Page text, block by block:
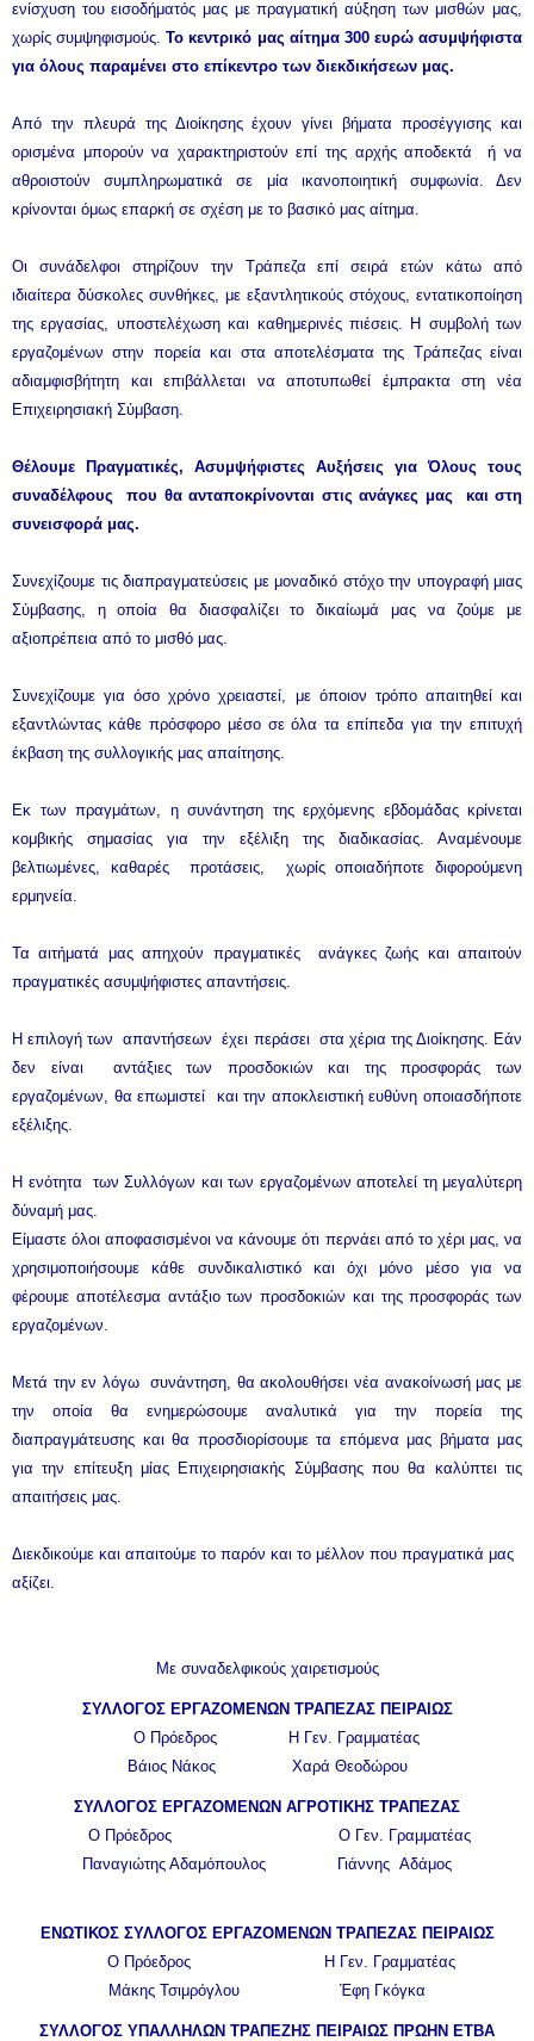
ενίσχυση του εισοδήματός μας με πραγματική αύξηση των μισθών μας,
χωρίς συμψηφισμούς.Το κεντρικό μας αίτημα 300 ευρώ ασυμψήφιστα
για όλους παραμένει στο επίκεντρο των διεκδικήσεων μας.
Από την πλευρά της Διοίκησης έχουν γίνει βήματα προσέγγισης και
ορισμένα μπορούν να χαρακτηριστούν επί της αρχής αποδεκτά ή να
αθροιστούν συμπληρωματικά σε μία ικανοποιητική συμφωνία. Δεν
κρίνονται όμως επαρκή σε σχέση με το βασικό μας αίτημα.
Οι συνάδελφοι στηρίζουν την Τράπεζα επί σειρά ετών κάτω από
ιδιαίτερα δύσκολες συνθήκες, με εξαντλητικούς στόχους, εντατικοποίηση
της εργασίας, υποστελέχωση και καθημερινές πιέσεις. Η συμβολή των
εργαζομένων στην πορεία και στα αποτελέσματα της Τράπεζας είναι
αδιαμφισβήτητη και επιβάλλεται να αποτυπωθεί έμπρακτα στη νέα
Επιχειρησιακή Σύμβαση.
Θέλουμε Πραγματικές, Ασυμψήφιστες Αυξήσεις για Όλους τους
συναδέλφους που θα ανταποκρίνονται στις ανάγκες μας και στη
συνεισφορά μας.
Συνεχίζουμε τις διαπραγματεύσεις με μοναδικό στόχο την υπογραφή μιας
Σύμβασης, η οποία θα διασφαλίζει το δικαίωμά μας να ζούμε με
αξιοπρέπεια από το μισθό μας.
Συνεχίζουμε για όσο χρόνο χρειαστεί, με όποιον τρόπο απαιτηθεί και
εξαντλώντας κάθε πρόσφορο μέσο σε όλα τα επίπεδα για την επιτυχή
έκβαση της συλλογικής μας απαίτησης.
Εκ των πραγμάτων, η συνάντηση της ερχόμενης εβδομάδας κρίνεται
κομβικής σημασίας για την εξέλιξη της διαδικασίας. Αναμένουμε
βελτιωμένες, καθαρές προτάσεις, χωρίς οποιαδήποτε διφορούμενη
ερμηνεία.
Τα αιτήματά μας απηχούν πραγματικές ανάγκες ζωής και απαιτούν
πραγματικές ασυμψήφιστες απαντήσεις.
Η επιλογή των απαντήσεων έχει περάσει στα χέρια της Διοίκησης. Εάν
δεν είναι αντάξιες των προσδοκιών και της προσφοράς των
εργαζομένων, θα επωμιστεί και την αποκλειστική ευθύνη οποιασδήποτε
εξέλιξης.
Η ενότητα των Συλλόγων και των εργαζομένων αποτελεί τη μεγαλύτερη
δύναμή μας.
Είμαστε όλοι αποφασισμένοι να κάνουμε ότι περνάει από το χέρι μας, να
χρησιμοποιήσουμε κάθε συνδικαλιστικό και όχι μόνο μέσο για να
φέρουμε αποτέλεσμα αντάξιο των προσδοκιών και της προσφοράς των
εργαζομένων.
Μετά την εν λόγω συνάντηση, θα ακολουθήσει νέα ανακοίνωσή μας με
την οποία θα ενημερώσουμε αναλυτικά για την πορεία της
διαπραγμάτευσης και θα προσδιορίσουμε τα επόμενα μας βήματα μας
για την επίτευξη μίας Επιχειρησιακής Σύμβασης που θα καλύπτει τις
απαιτήσεις μας.
Διεκδικούμε και απαιτούμε το παρόν και το μέλλον που πραγματικά μας
αξίζει.
Με συναδελφικούς χαιρετισμούς
ΣΥΛΛΟΓΟΣ ΕΡΓΑΖΟΜΕΝΩΝ ΤΡΑΠΕΖΑΣ ΠΕΙΡΑΙΩΣ
Ο Πρόεδρος Η Γεν. Γραμματέας
Βάιος Νάκος Χαρά Θεοδώρου
ΣΥΛΛΟΓΟΣ ΕΡΓΑΖΟΜΕΝΩΝ ΑΓΡΟΤΙΚΗΣ ΤΡΑΠΕΖΑΣ
Ο Πρόεδρος Ο Γεν. Γραμματέας
Παναγιώτης Αδαμόπουλος Γιάννης Αδάμος
ΕΝΩΤΙΚΟΣ ΣΥΛΛΟΓΟΣ ΕΡΓΑΖΟΜΕΝΩΝ ΤΡΑΠΕΖΑΣ ΠΕΙΡΑΙΩΣ
Ο Πρόεδρος Η Γεν. Γραμματέας
Μάκης Τσιμρόγλου Έφη Γκόγκα
ΣΥΛΛΟΓΟΣ ΥΠΑΛΛΗΛΩΝ ΤΡΑΠΕΖΗΣ ΠΕΙΡΑΙΩΣ ΠΡΩΗΝ ΕΤΒΑ